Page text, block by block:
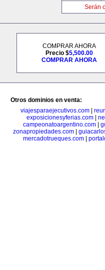
Serán
COMPRAR AHORA
Precio $5,500.00
COMPRAR AHORA
Otros dominios en venta:
viajesparaejecutivos.com|
exposicionesyferias.com
campeonatoargentino.com|
zonapropiedades.com
mercadotrueques.com|